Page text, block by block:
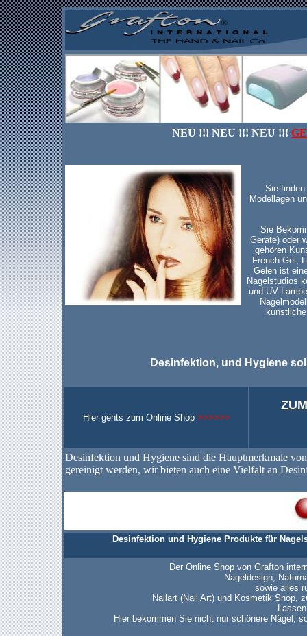
NEU !!! NEU !!! NEU !!!
Sie
Modellagen
Sie
Geräte) oder
gehören
French Gel,
Gelen ist
Nagelstudios
und UV
Desinfektion, und Hygiene
Hier gehts zum Online Shop >>>>>>
Desinfektion und Hygiene sind die Hauptmerkmale
gereinigt werden, wir bieten auch eine Vielfalt an
Desinfektion und Hygiene Produkte für
Der Online Shop von Grafton
Nageldesign,
sowie alles
Nailart (Nail Art) und Kosmetik Shop,
Hier bekommen Sie nicht nur schönere Nägel,